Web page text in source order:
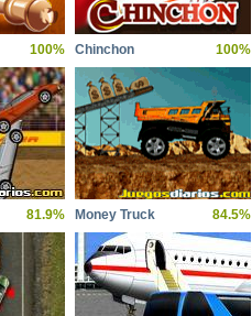
100% Chinchon 100%
81.9% Money Truck 84.5%